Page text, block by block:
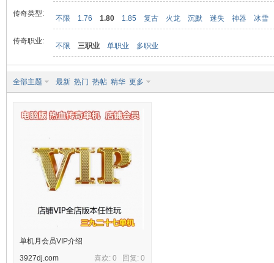
传奇类型:
不限 1.76 1.80 1.85 复古 火龙 沉默 迷失 神器 冰雪
传奇职业:
不限 三职业 单职业 多职业
全部主题 最新 热门 热帖 精华 更多
单机月会员VIP介绍
喜欢: 0 回复: 0
3927dj.com